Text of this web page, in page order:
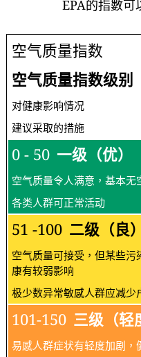
EPA的指數可
空气质量指数
空气质量指数级别
对健康影响情况
建议采取的措施
0 - 50 一级（优）
空气质量令人满意，基本无
各类人群可正常活动
51 -100 二级（良）
空气质量可接受，但某些
康有较弱影响
极少数异常敏感人群应减少
101-150 三级（轻
易感人群症状有轻度加剧，